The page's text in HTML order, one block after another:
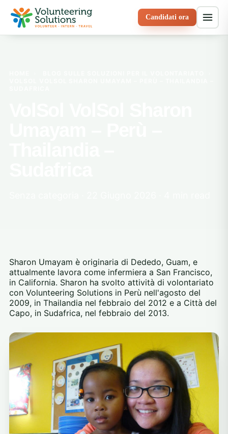
Candidati ora
Sharon Umayam è originaria di Dededo, Guam, e
attualmente lavora come infermiera a San Francisco,
in California. Sharon ha svolto attività di volontariato
con Volunteering Solutions in Perù nell'agosto del
2009, in Thailandia nel febbraio del 2012 e a Città del
Capo, in Sudafrica, nel febbraio del 2013.